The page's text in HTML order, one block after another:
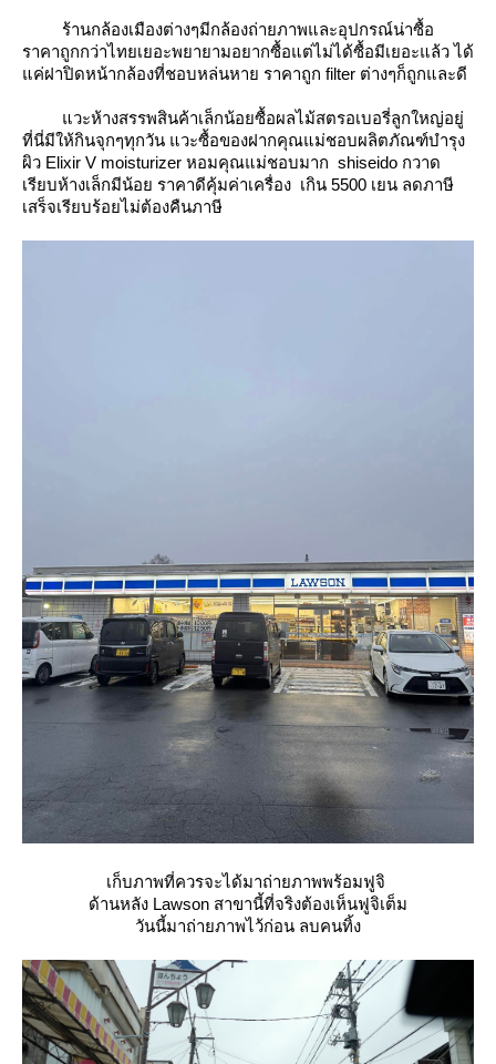
ร้านกล้องเมืองต่างๆมีกล้องถ่ายภาพและอุปกรณ์น่าซื้อ
ราคาถูกกว่าไทยเยอะพยายามอยากซื้อแต่ไม่ได้ซื้อมีเยอะแล้ว ได้
ค่ฝาปิดหน้ากล้องที่ชอบหล่นหาย ราคาถูก filter ต่างๆก็ถูกและดี
วะห้างสรรพสินค้าเล็กน้อยซื้อผลไม้สตรอเบอรี่ลูกใหญ่อยู่
ที่นี่มีให้กินจุกๆทุกวัน แวะซื้อของฝากคุณแม่ชอบผลิตภัณฑ์บำรุง
ผิว Elixir V moisturizer หอมคุณแม่ชอบมาก shiseido กวาด
เรียบห้างเล็กมีน้อย ราคาดีคุ้มค่าเครื่อง เกิน 5500 เยน ลดภาษี
เสร็จเรียบร้อยไม่ต้องคืนภาษี
เก็บภาพที่ควรจะได้มาถ่ายภาพพร้อมฟูจิ
ด้านหลัง Lawson สาขานี้ที่จริงต้องเห็นฟูจิเต็ม
วันนี้มาถ่ายภาพไว้ก่อน ลบคนทิ้ง